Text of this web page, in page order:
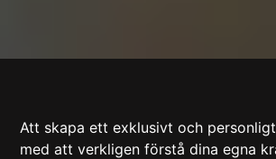
Att skapa ett exklusivt och
med att verkligen förstå dina egna